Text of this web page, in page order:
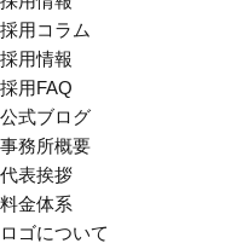
採用コラム
採用情報
採用FAQ
公式ブログ
事務所概要
代表挨拶
料金体系
ロゴについて